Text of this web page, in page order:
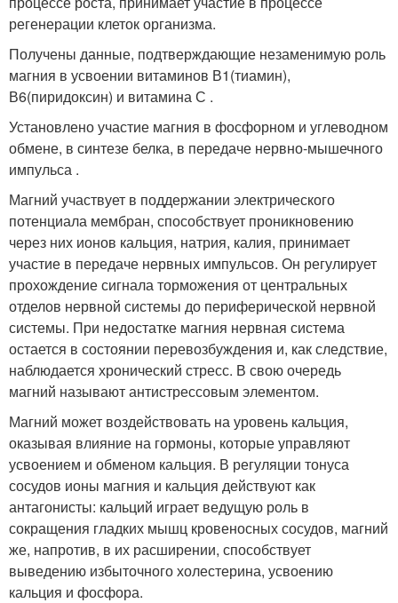
регенерации клеток организма.
Получены данные, подтверждающие незаменимую роль
магния в усвоении витаминов В1(тиамин),
В6(пиридоксин) и витамина С .
Установлено участие магния в фосфорном и углеводном
обмене, в синтезе белка, в передаче нервно-мышечного
импульса .
Магний участвует в поддержании электрического
потенциала мембран, способствует проникновению
через них ионов кальция, натрия, калия, принимает
участие в передаче нервных импульсов. Он регулирует
прохождение сигнала торможения от центральных
отделов нервной системы до периферической нервной
системы. При недостатке магния нервная система
остается в состоянии перевозбуждения и, как следствие,
наблюдается хронический стресс. В свою очередь
магний называют антистрессовым элементом.
Магний может воздействовать на уровень кальция,
оказывая влияние на гормоны, которые управляют
усвоением и обменом кальция. В регуляции тонуса
сосудов ионы магния и кальция действуют как
антагонисты: кальций играет ведущую роль в
сокращения гладких мышц кровеносных сосудов, магний
же, напротив, в их расширении, способствует
выведению избыточного холестерина, усвоению
кальция и фосфора.